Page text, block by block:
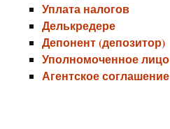
Уплата налогов
Делькредере
Депонент (депозитор)
Уполномоченное
Агентское соглашение